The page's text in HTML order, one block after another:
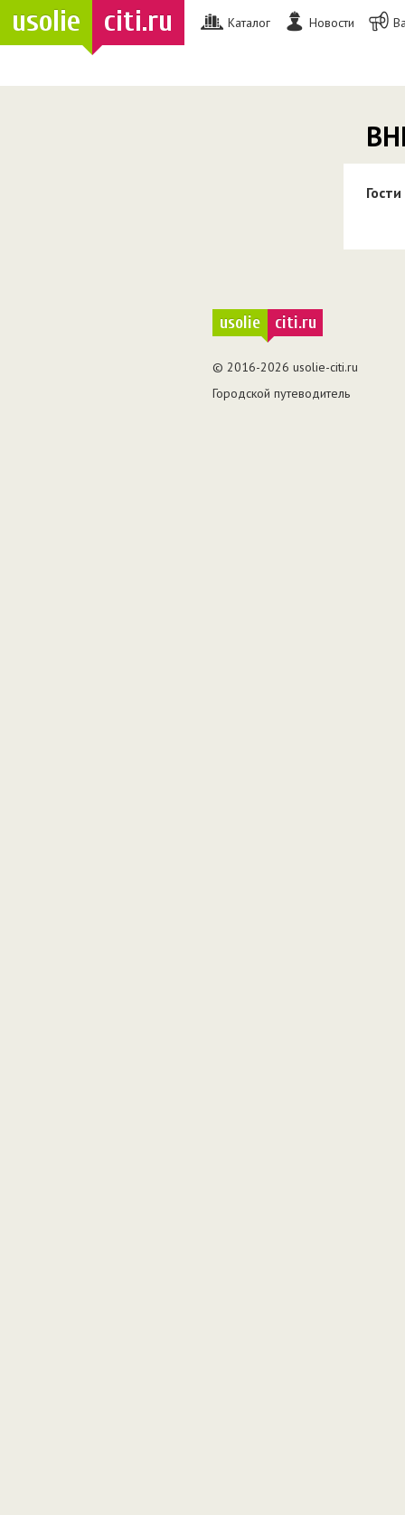
usolie citi.ru Каталог Новости
Гости
usolie citi.ru
© 2016-2026 usolie-citi.ru
Городской путеводитель